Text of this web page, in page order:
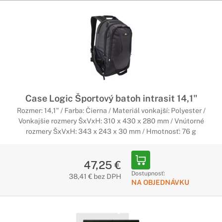
spoločnosti Lenovo budete pracovať efektívnejšie a
pohodlnejšie než kedykoľvek predtým.
Inovatívne klávesnice a myšky od Logitech rozvíjajú vaše
nadanie pre tvorbu a prácu. Dokonale zvládnite svoj ďalší
Pamäťové karty a USB kľúče
Majte svoje dáta stále pri sebe
Vám umožnia jednoducho a pohodlne prenášať súbory medzi
Case Logic Športový batoh intrasit 14,1"
Rozmer: 14,1" / Farba: Čierna / Materiál vonkajší: Polyester /
Vonkajšie rozmery ŠxVxH: 310 x 430 x 280 mm / Vnútorné
rozmery ŠxVxH: 343 x 243 x 30 mm / Hmotnosť: 76 g
47,25 €
38,41 € bez DPH Dostupnosť:
NA OBJEDNÁVKU